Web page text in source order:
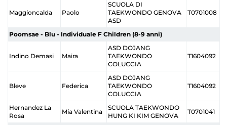
Maggioncalda Paolo
SCUOLA DI
TAEKWONDO GENOVA
ASD
T0701008
Poomsae - Blu - Individuale F Children (8-9 anni)
Indino Demasi Maira
ASD DOJANG
TAEKWONDO
COLUCCIA
T1604092
Bleve Federica
ASD DOJANG
TAEKWONDO
COLUCCIA
T1604092
Hernandez La
Rosa
Mia Valentina
SCUOLA TAEKWONDO
HUNG KI KIM GENOVA
T0701041